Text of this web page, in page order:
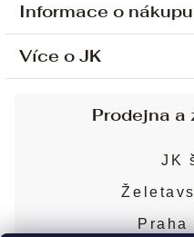
Informace o nákupu
Ochrana osobních
Sjednání osobní
Obchodní podmínky
Puncovní značky
Více o JK
Blog
Prodejna a
JK
Praha